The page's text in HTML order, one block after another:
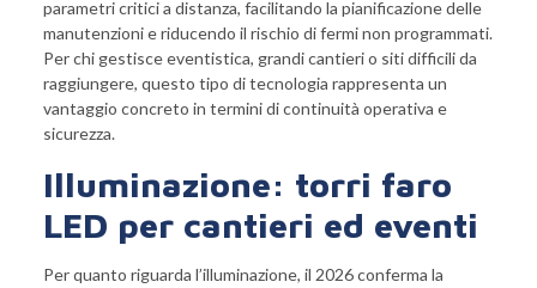
parametri critici a distanza, facilitando la pianificazione delle
manutenzioni e riducendo il rischio di fermi non programmati.
Per chi gestisce eventistica, grandi cantieri o siti difficili da
raggiungere, questo tipo di tecnologia rappresenta un
vantaggio concreto in termini di continuità operativa e
sicurezza.
Illuminazione: torri faro
LED per cantieri ed eventi
Per quanto riguarda l’illuminazione, il 2026 conferma la